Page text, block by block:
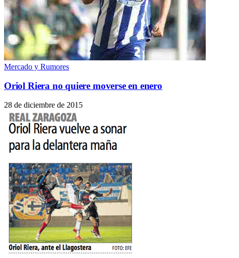
Mercado y Rumores
Oriol Riera no quiere moverse en enero
28 de diciembre de 2015